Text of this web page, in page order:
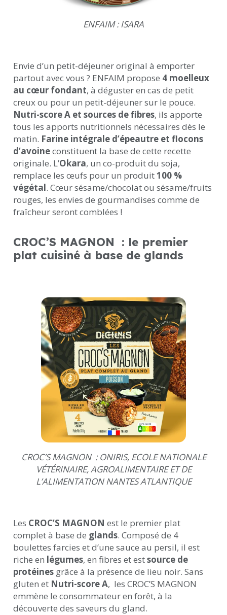
ENFAIM : ISARA
Envie d’un petit-déjeuner original à emporter
partout avec vous ? ENFAIM propose 4 moelleux
au cœur fondant, à déguster en cas de petit
creux ou pour un petit-déjeuner sur le pouce.
Nutri-score A et sources de fibres, ils apporte
tous les apports nutritionnels nécessaires dès le
matin. Farine intégrale d’épeautre et flocons
d’avoineconstituent la base de cette recette
originale. L’Okara, un co-produit du soja,
remplace les œufs pour un produit100 %
végétal. Cœur sésame/chocolat ou sésame/fruits
rouges, les envies de gourmandises comme de
fraîcheur seront comblées !
CROC’S MAGNON : le premier
plat cuisiné à base de glands
CROC’S MAGNON : ONIRIS, ECOLE NATIONALE
VÉTÉRINAIRE, AGROALIMENTAIRE ET DE
L’ALIMENTATION NANTES ATLANTIQUE
Les CROC’S MAGNON est le premier plat
complet à base de glands. Composé de 4
boulettes farcies et d’une sauce au persil, il est
riche en légumes, en fibres et estsource de
protéinesgrâce à la présence de lieu noir. Sans
gluten et Nutri-score A, les CROC’S MAGNON
emmène le consommateur en forêt, à la
découverte des saveurs du gland.